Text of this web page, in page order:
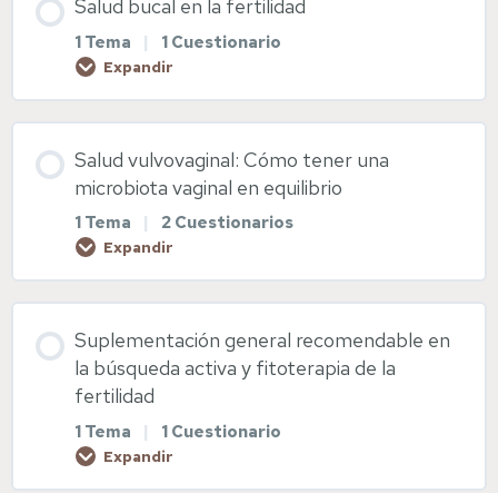
Diapositivas Nutrición fértil
Diapositivas Cuida tu hígado
Higiene del sueño
Diapositivas Higiene del sueño
Salud bucal en la fertilidad
1 Tema | 1 Cuestionario
Expandir
0% COMPLETADO 0/1 pasos
Salud bucal
Diapositivas Salud bucal
Salud vulvovaginal: Cómo tener una
microbiota vaginal en equilibrio
1 Tema | 2 Cuestionarios
Expandir
0% COMPLETADO 0/1 pasos
Salud vulvovaginal
Suplementación general recomendable en
la búsqueda activa y fitoterapia de la
fertilidad
1 Tema | 1 Cuestionario
Expandir